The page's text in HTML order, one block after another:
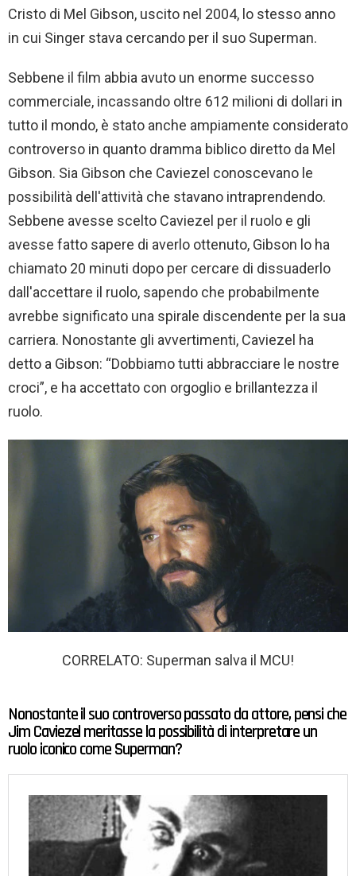
Cristo di Mel Gibson, uscito nel 2004, lo stesso anno
in cui Singer stava cercando per il suo Superman.
Sebbene il film abbia avuto un enorme successo
commerciale, incassando oltre 612 milioni di dollari in
tutto il mondo, è stato anche ampiamente considerato
controverso in quanto dramma biblico diretto da Mel
Gibson. Sia Gibson che Caviezel conoscevano le
possibilità dell'attività che stavano intraprendendo.
Sebbene avesse scelto Caviezel per il ruolo e gli
avesse fatto sapere di averlo ottenuto, Gibson lo ha
chiamato 20 minuti dopo per cercare di dissuaderlo
dall'accettare il ruolo, sapendo che probabilmente
avrebbe significato una spirale discendente per la sua
carriera. Nonostante gli avvertimenti, Caviezel ha
detto a Gibson: “Dobbiamo tutti abbracciare le nostre
croci”, e ha accettato con orgoglio e brillantezza il
ruolo.
CORRELATO: Superman salva il MCU!
Nonostante il suo controverso passato da attore, pensi che
Jim Caviezel meritasse la possibilità di interpretare un
ruolo iconico come Superman?